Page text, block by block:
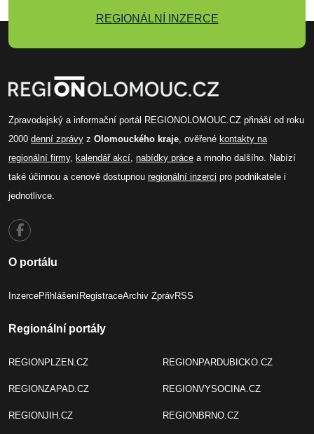
REGIONÁLNÍ INZERCE
Zpravodajský a informační portál REGIONOLOMOUC.CZ přináší od roku
2000 denní zprávy z Olomouckého kraje , ověřené kontakty na
regionální firmy, kalendář akcí nabídky práce a mnoho dalšího. Nabízí
také účinnou a cenově dostupnou regionální inzerci pro podnikatele i
jednotlivce.
O portálu
InzercePřihlášeníRegistraceArchiv ZprávRSS
Regionální portály
REGIONPLZEN.CZ
REGIONZAPAD.CZ
REGIONJIH.CZ
REGIONPARDUBICKO.CZ
REGIONVYSOCINA.CZ
REGIONBRNO.CZ